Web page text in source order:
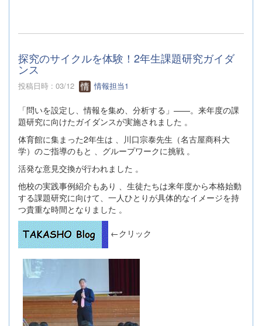
探究のサイクルを体験！2年生課題研究ガイダ
ンス
投稿日時 : 03/12 情報担当1
「問いを設定し、情報を集め、分析する」——。来年度の課
題研究に向けたガイダンスが実施されました 。
体育館に集まった2年生は 、川口宗泰先生（名古屋商科大
学）のご指導のもと 、グループワークに挑戦 。
活発な意見交換が行われました 。
他校の実践事例紹介もあり 、生徒たちは来年度から本格始動
する課題研究に向けて、一人ひとりが具体的なイメージを持
つ貴重な時間となりました 。
←クリック